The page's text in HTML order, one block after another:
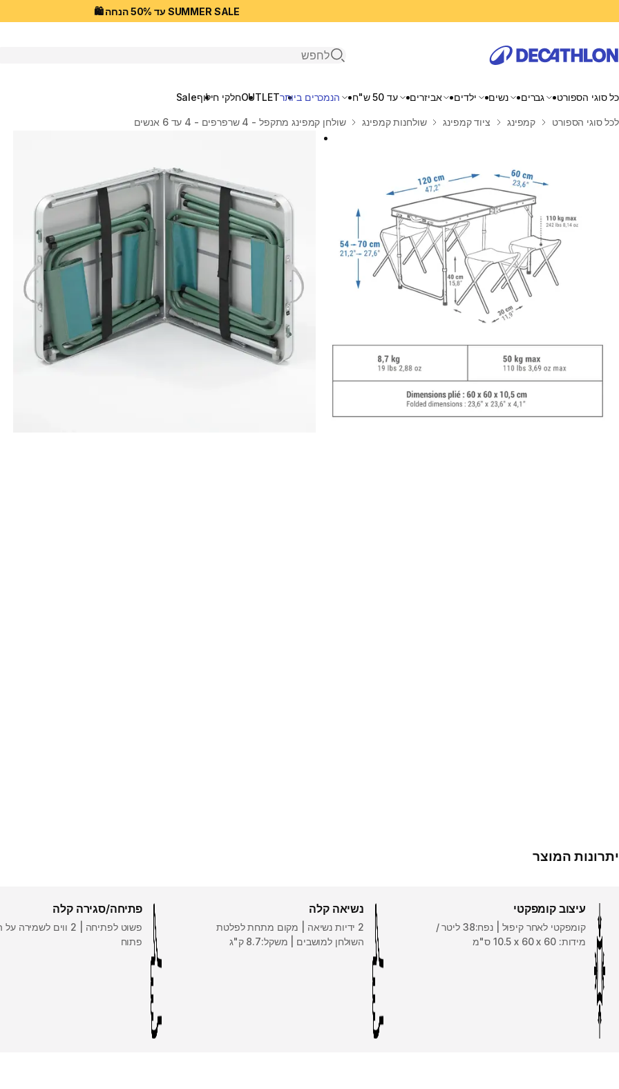
SUMMER SALE עד 50% הנחה 🛍️
פתיחת חיפוש
כל סוגי הספורט גברים נשים ילדים אביזרים עד 50 ש"ח הנמכרים ביותרOUTLETחלקי חילוףSale
בית
לכל סוגי הספורט קמפינג ציוד קמפינג שולחנות קמפינג שולחן קמפינג מתקפל - 4 שרפרפים - 4 עד 6 אנשים
יתרונות המוצר
עיצוב קומפקטי
קומפקטי לאחר קיפול | נפח:38 ליטר /
מידות: 60 x ‏60 ‏x ‏10.5 ס"מ
נשיאה קלה
2 ידיות נשיאה | מקום מתחת לפלטת
השולחן למושבים | משקל:8.7 ק"ג
פתיחה/סגירה קלה
פשוט לפתיחה | 2 ווים
פתוח